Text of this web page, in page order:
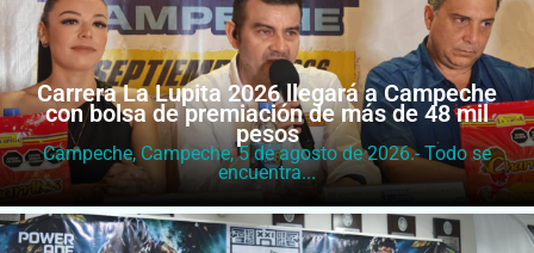
Carrera La Lupita 2026 llegará a Campeche
con bolsa de premiación de más de 48 mil
pesos
Campeche, Campeche, 5 de agosto de 2026.- Todo se
encuentra...